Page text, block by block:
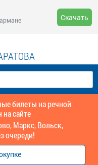
Скачать
билеты на речной
сайте
Маркс, Вольск,
очереди!